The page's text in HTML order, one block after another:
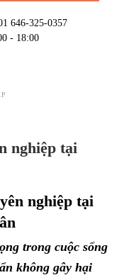
646-325-0357
- 18:00
nghiệp tại
nghiệp tại
trong cuộc sống
không gây hại